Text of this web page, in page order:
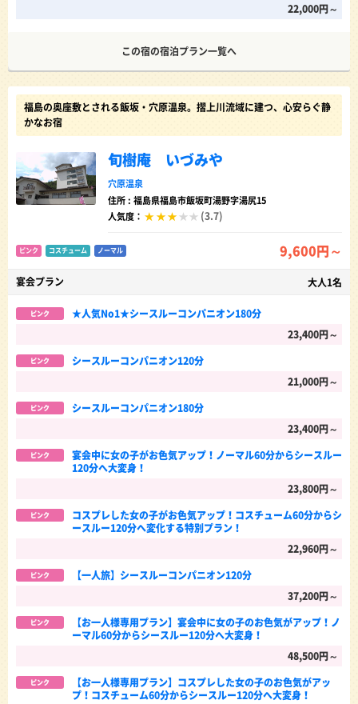
22,000円～
この宿の宿泊プラン一覧へ
福島の奥座敷とされる飯坂・穴原温泉。摺上川流域に建つ、心安らぐ静
かなお宿
旬樹庵 いづみや
穴原温泉
住所 : 福島県福島市飯坂町湯野字湯尻15
人気度：
(3.7)
ピンク コスチューム ノーマル 9,600円～
宴会プラン 大人1名
ピンク
★人気No1★シースルーコンパニオン180分
23,400円～
ピンク
シースルーコンパニオン120分
21,000円～
ピンク
シースルーコンパニオン180分
23,400円～
ピンク
宴会中に女の子がお色気アップ！ノーマル60分からシースルー
120分へ大変身！
23,800円～
ピンク
コスプレした女の子がお色気アップ！コスチューム60分からシ
ースルー120分へ変化する特別プラン！
22,960円～
ピンク
【一人旅】シースルーコンパニオン120分
37,200円～
ピンク
【お一人様専用プラン】宴会中に女の子のお色気がアップ！ノ
ーマル60分からシースルー120分へ大変身！
48,500円～
ピンク
【お一人様専用プラン】コスプレした女の子のお色気がアッ
プ！コスチューム60分からシースルー120分へ大変身！